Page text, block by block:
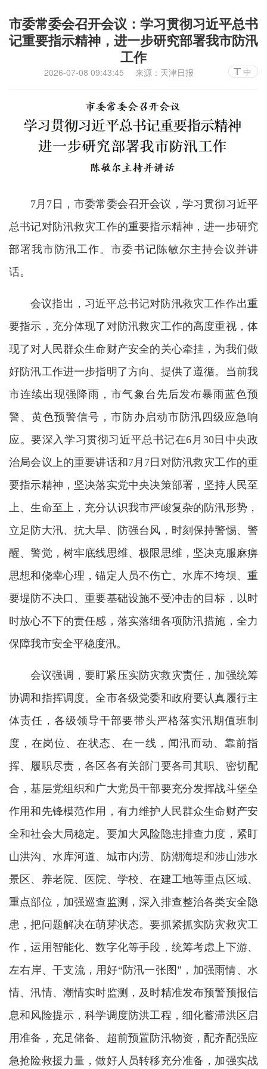
市委常委会召开会议：学习贯彻习近平总书
记重要指示精神，进一步研究部署我市防汛
工作
2026-07-08 09:43:45 来源：天津日报 中
7月7日，市委常委会召开会议，学习贯彻习近平
总书记对防汛救灾工作的重要指示精神，进一步研究
部署我市防汛工作。市委书记陈敏尔主持会议并讲
话。
会议指出，习近平总书记对防汛救灾工作作出重
要指示，充分体现了对防汛救灾工作的高度重视，体
现了对人民群众生命财产安全的关心牵挂，为我们做
好防汛工作进一步指明了方向、提供了遵循。当前我
市连续出现强降雨，市气象台先后发布暴雨蓝色预
警、黄色预警信号，市防办启动市防汛四级应急响
应。要深入学习贯彻习近平总书记在6月30日中央政
治局会议上的重要讲话和7月7日对防汛救灾工作的重
要指示精神，坚决落实党中央决策部署，坚持人民至
上、生命至上，充分认识我市严峻复杂的防汛形势，
立足防大汛、抗大旱、防强台风，时刻保持警惕、警
醒、警觉，树牢底线思维、极限思维，坚决克服麻痹
思想和侥幸心理，锚定人员不伤亡、水库不垮坝、重
要堤防不决口、重要基础设施不受冲击的目标，以时
时放心不下的责任感，落实落细各项防汛措施，全力
保障我市安全平稳度汛。
会议强调，要盯紧压实防灾救灾责任，加强统筹
协调和指挥调度。全市各级党委和政府要认真履行主
体责任，各级领导干部要带头严格落实汛期值班制
度，在岗位、在状态、在一线，闻汛而动、靠前指
挥、履职尽责，各区各有关部门要各司其职、密切配
合，基层党组织和广大党员干部要充分发挥战斗堡垒
作用和先锋模范作用，有力维护人民群众生命财产安
全和社会大局稳定。要加大风险隐患排查力度，紧盯
山洪沟、水库河道、城市内涝、防潮海堤和涉山涉水
景区、养老院、医院、学校、在建工地等重点区域、
重点部位，加强巡查监测，深入排查整治各类安全隐
患，把问题解决在萌芽状态。要抓紧抓实防灾救灾工
作，运用智能化、数字化等手段，统筹考虑上下游、
左右岸、干支流，用好“防汛一张图”，加强雨情、水
情、汛情、潮情实时监测，及时精准发布预警预报信
息和风险提示，科学调度防洪工程，细化蓄滞洪区启
用准备，充足储备、超前预置防汛物资，配齐配强应
急抢险救援力量，做好人员转移充分准备，加强实战